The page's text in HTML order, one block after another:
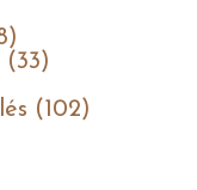
(33)
(102)